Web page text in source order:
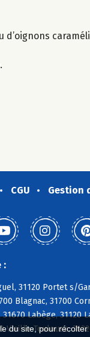
site, pour
CGU Gestion
:
31120 Portet s/
Blagnac, 31700
Labège,
Vieille-Toulouse,